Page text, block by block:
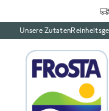
Unsere Zutaten